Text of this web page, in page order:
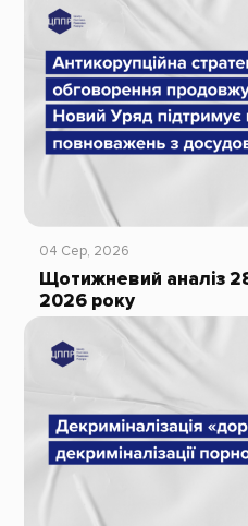
04 Сер, 2026
Щотижневий аналіз
2026 року